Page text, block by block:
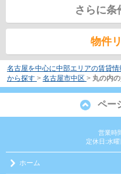
さらに条
物件
名古屋を中心に中部エリアの賃貸
から探す > 名古屋市中区 > 丸の内
ペー
営業時
定休日:水
ホーム